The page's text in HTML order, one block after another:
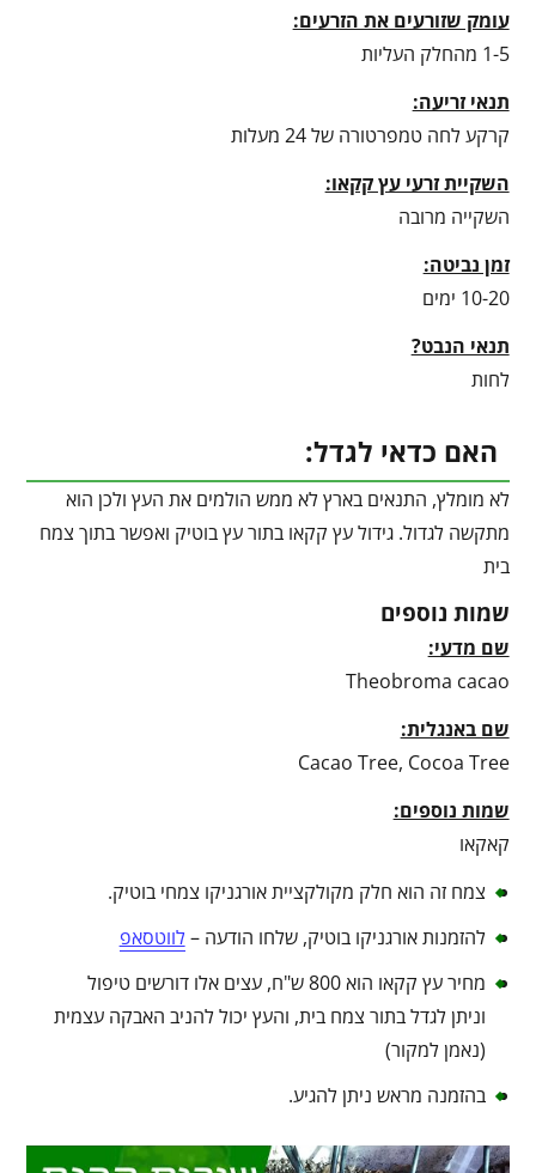
עומק שזורעים את הזרעים:
1-5 מהחלק העליות
תנאי זריעה:
קרקע לחה טמפרטורה של 24 מעלות
השקיית זרעי עץ קקאו:
השקייה מרובה
זמן נביטה:
10-20 ימים
תנאי הנבט?
לחות
האם כדאי לגדל:
לא מומלץ, התנאים בארץ לא ממש הולמים את העץ ולכן הוא
מתקשה לגדול. גידול עץ קקאו בתור עץ בוטיק ואפשר בתוך צמח
בית
שמות נוספים
שם מדעי:
Theobroma cacao
שם באנגלית:
Cacao Tree, Cocoa Tree
שמות נוספים:
קאקאו
צמח זה הוא חלק מקולקציית אורגניקו צמחי בוטיק.
להזמנות אורגניקו בוטיק, שלחו הודעה –לווטסאפ
מחיר עץ קקאו הוא 800 ש"ח, עצים אלו דורשים טיפול
וניתן לגדל בתור צמח בית, והעץ יכול להניב האבקה עצמית
(נאמן למקור)
בהזמנה מראש ניתן להגיע.